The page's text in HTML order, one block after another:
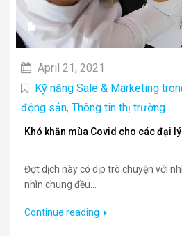
April 21, 2021
Kỹ năng Sale & Marketing
động sản, Thông tin thị trường
Khó khăn mùa Covid cho các đại
Đợt dịch này có dịp trò chuyện với
nhìn chung đều...
Continue reading